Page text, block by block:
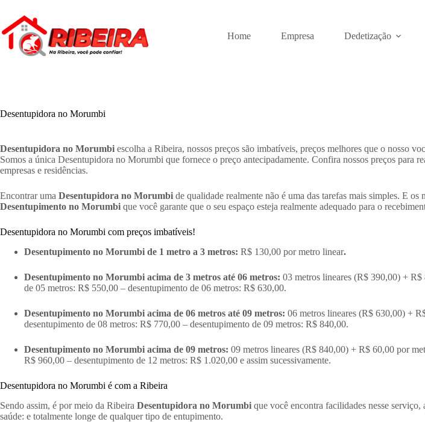
conteúdo
Home Empresa Dedetização
Desentupidora no Morumbi
Desentupidora no Morumbi escolha a Ribeira, nossos preços são imbatíveis, preços melhores que o nosso
Somos a única Desentupidora no Morumbi que fornece o preço antecipadamente. Confira nossos preços para
empresas e residências.
Encontrar uma Desentupidora no Morumbi de qualidade realmente não é uma das tarefas mais simples. E
Desentupimento no Morumbi que você garante que o seu espaço esteja realmente adequado para o
Desentupidora no Morumbi com preços imbatíveis!
Desentupimento no Morumbi de 1 metro a 3 metros: R$ 130,00 por metro linear.
Desentupimento no Morumbi acima de 3 metros até 06 metros: 03 metros lineares (R$ 390,00) +
de 05 metros: R$ 550,00 – desentupimento de 06 metros: R$ 630,00.
Desentupimento no Morumbi acima de 06 metros até 09 metros: 06 metros lineares (R$ 630,00) +
desentupimento de 08 metros: R$ 770,00 – desentupimento de 09 metros: R$ 840,00.
Desentupimento no Morumbi acima de 09 metros: 09 metros lineares (R$ 840,00) + R$ 60,00 por
R$ 960,00 – desentupimento de 12 metros: R$ 1.020,00 e assim sucessivamente.
Desentupidora no Morumbi é com a Ribeira
Sendo assim, é por meio da Ribeira Desentupidora no Morumbi que você encontra facilidades nesse
saúde: e totalmente longe de qualquer tipo de entupimento.